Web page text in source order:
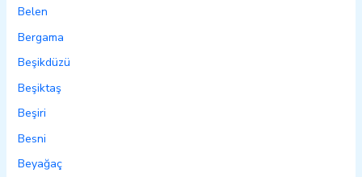
Belen
Bergama
Beşikdüzü
Beşiktaş
Beşiri
Besni
Beyağaç